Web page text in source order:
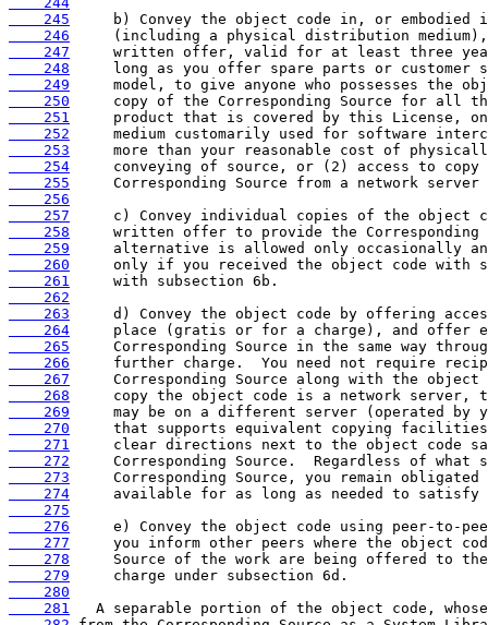
    245
    246
    247
    248
    249
    250
    251
    252
    253
    254
    255
    256
    257
    258
    259
    260
    261
    262
    263
    264
    265
    266
    267
    268
    269
    270
    271
    272
    273
    274
    275
    276
    277
    278
    279
    280
    281